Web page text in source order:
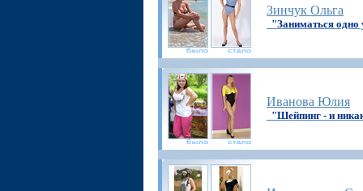
Зинчук Ольга
"Заниматься одно
Иванова Юлия
"Шейпинг - и